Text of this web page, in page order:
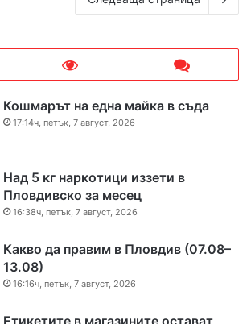
Кошмарът на една майка в съда
17:14ч, петък, 7 август, 2026
Над 5 кг наркотици иззети в
Пловдивско за месец
16:38ч, петък, 7 август, 2026
Какво да правим в Пловдив (07.08–
13.08)
16:16ч, петък, 7 август, 2026
Етикетите в магазините остават